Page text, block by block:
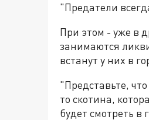
"Предатели
При этом - уже в
занимаются
встанут у них в
"Представьте,
то скотина,
будет смотреть